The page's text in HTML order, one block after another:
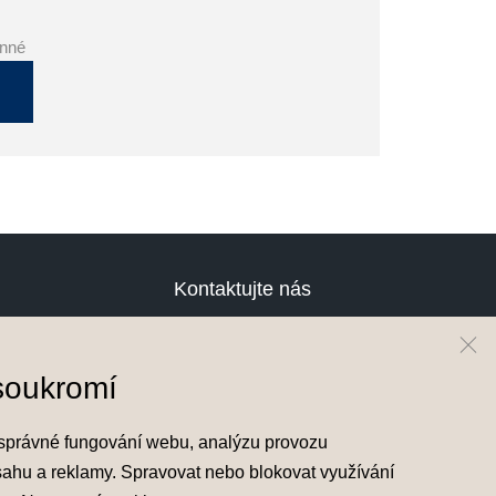
Kontaktujte nás
fungování webu, analýzu provozu
a reklamy. Spravovat nebo blokovat využívání